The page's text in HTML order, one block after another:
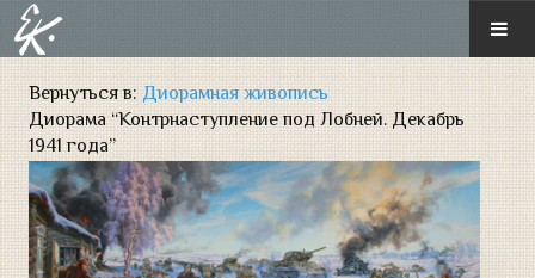
ГЛАВНАЯ
ГАЛЕРЕЯ
Новые произведения
Вернуться в: Диорамная живопись
Диорама “Контрнаступление под Лобней. Декабрь
1941 года”